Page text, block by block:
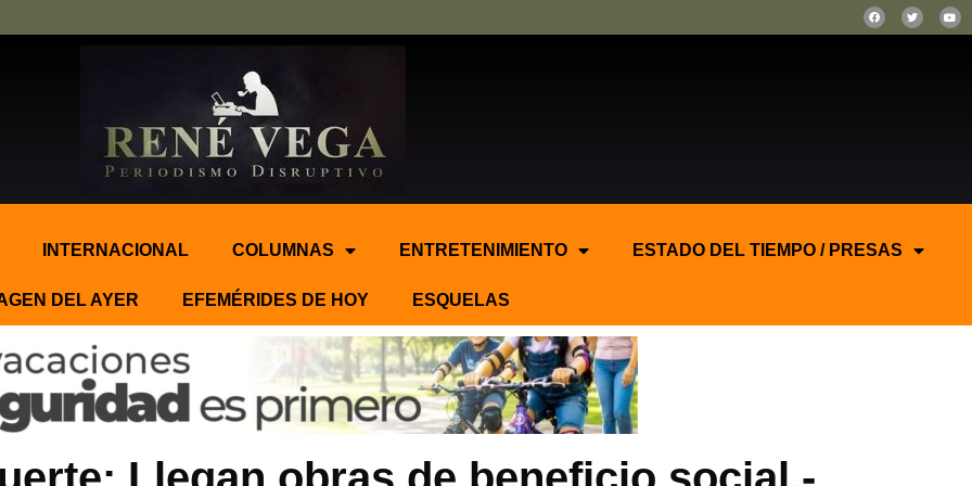
INTERNACIONAL COLUMNAS ENTRETENIMIENTO ESTADO DEL TIEMPO / PRESAS
DEL AYER EFEMÉRIDES DE HOY ESQUELAS